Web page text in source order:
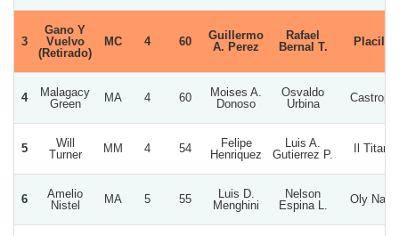
3
Gano Y
Vuelvo
(Retirado)
MC 4 60
Guillermo
A. Perez
Rafael
Bernal T.
Placilla
4
Malagacy
Green
MA 4 60
Moises A.
Donoso
Osvaldo
Urbina
Castropol
5
Will
Turner
MM 4 54
Felipe
Henriquez
Luis A.
Gutierrez P.
Il Titano
6
Amelio
Nistel
MA 5 55
Luis D.
Menghini
Nelson
Espina L.
Oly Nany